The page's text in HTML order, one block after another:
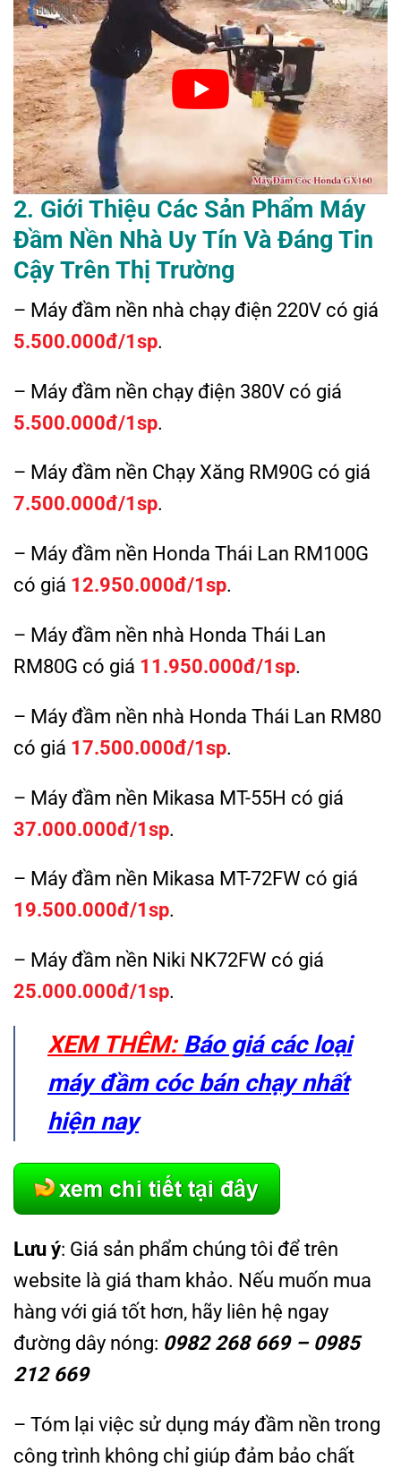
2. Giới Thiệu Các Sản Phẩm Máy
Đầm Nền Nhà Uy Tín Và Đáng Tin
Cậy Trên Thị Trường
– Máy đầm nền nhà chạy điện 220V có giá
5.500.000đ/1sp.
– Máy đầm nền chạy điện 380V có giá
5.500.000đ/1sp.
– Máy đầm nền Chạy Xăng RM90G có giá
7.500.000đ/1sp.
– Máy đầm nền Honda Thái Lan RM100G
có giá 12.950.000đ/1sp.
– Máy đầm nền nhà Honda Thái Lan
RM80G có giá 11.950.000đ/1sp.
– Máy đầm nền nhà Honda Thái Lan RM80
có giá 17.500.000đ/1sp.
– Máy đầm nền Mikasa MT-55H có giá
37.000.000đ/1sp.
– Máy đầm nền Mikasa MT-72FW có giá
19.500.000đ/1sp.
– Máy đầm nền Niki NK72FW có giá
25.000.000đ/1sp.
XEM THÊM: Báo giá các loại
máy đầm cóc bán chạy nhất
hiện nay
Lưu ý: Giá sản phẩm chúng tôi để trên
website là giá tham khảo. Nếu muốn mua
hàng với giá tốt hơn, hãy liên hệ ngay
đường dây nóng: 0982 268 669 – 0985
212 669
– Tóm lại việc sử dụng máy đầm nền trong
công trình không chỉ giúp đảm bảo chất